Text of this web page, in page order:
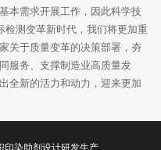
本需求开展工作，因此科学技
检测变革新时代，我们将更加重
关于质量变革的决策部署，夯
服务、支撑制造业高质量发
全新的活力和动力，迎来更加
印染助剂设计研发生产